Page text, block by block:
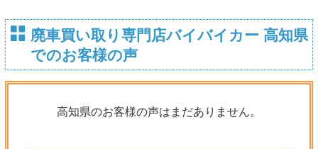
廃車買い取り専門店バイバイカー 高知県
でのお客様の声
高知県のお客様の声はまだありません。